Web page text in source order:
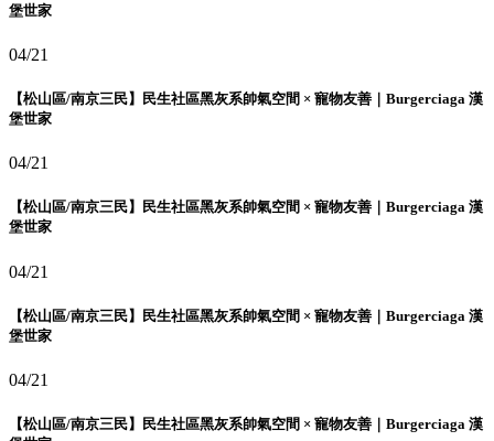
堡世家
04/21
【松山區/南京三民】民生社區黑灰系帥氣空間 × 寵物友善｜Burgerciaga 漢
堡世家
04/21
【松山區/南京三民】民生社區黑灰系帥氣空間 × 寵物友善｜Burgerciaga 漢
堡世家
04/21
【松山區/南京三民】民生社區黑灰系帥氣空間 × 寵物友善｜Burgerciaga 漢
堡世家
04/21
【松山區/南京三民】民生社區黑灰系帥氣空間 × 寵物友善｜Burgerciaga 漢